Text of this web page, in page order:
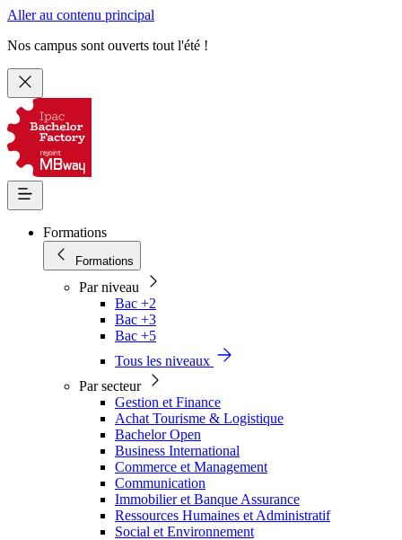
Aller au contenu principal
Nos campus sont ouverts tout l'été !
Formations
Formations
Par niveau
Bac +2
Bac +3
Bac +5
Tous les niveaux
Par secteur
Gestion et Finance
Achat Tourisme & Logistique
Bachelor Open
Business International
Commerce et Management
Communication
Immobilier et Banque Assurance
Ressources Humaines et Administratif
Social et Environnement